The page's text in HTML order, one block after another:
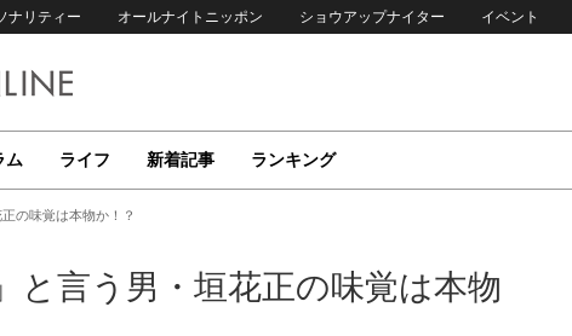
ナリティー オールナイトニッポン ショウアップナイター イベント
ム ライフ 新着記事 ランキング
の味覚は本物か！？
と言う男・垣花正の味覚は本物